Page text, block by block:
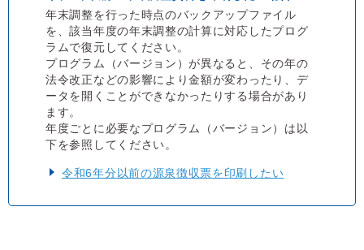
年末調整を行った時点のバックアップファイル
を、該当年度の年末調整の計算に対応したプログ
ラムで復元してください。
プログラム（バージョン）が異なると、その年の
法令改正などの影響により金額が変わったり、デ
ータを開くことができなかったりする場合があり
ます。
年度ごとに必要なプログラム（バージョン）は以
下を参照してください。
令和6年分以前の源泉徴収票を印刷したい